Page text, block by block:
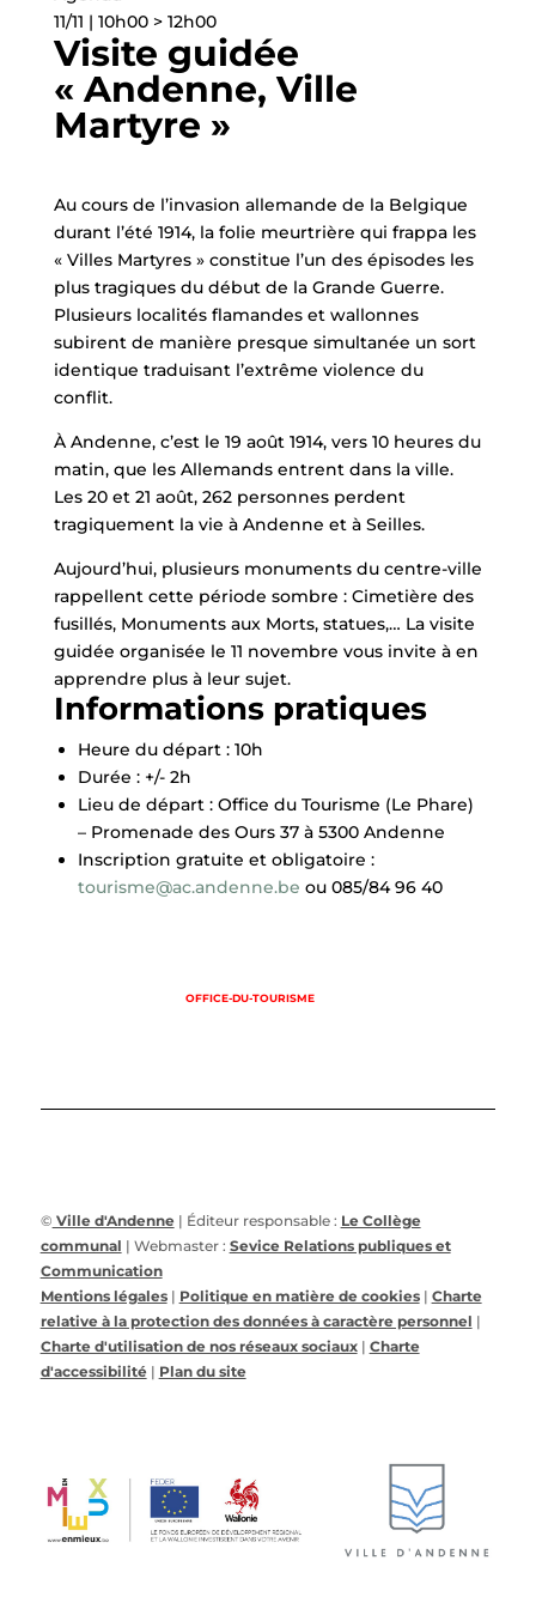
11/11 | 10h00 > 12h00
Visite guidée
« Andenne, Ville
Martyre »
Au cours de l’invasion allemande de la Belgique
durant l’été 1914, la folie meurtrière qui frappa les
« Villes Martyres » constitue l’un des épisodes les
plus tragiques du début de la Grande Guerre.
Plusieurs localités flamandes et wallonnes
subirent de manière presque simultanée un sort
identique traduisant l’extrême violence du
conflit.
À Andenne, c’est le 19 août 1914, vers 10 heures du
matin, que les Allemands entrent dans la ville.
Les 20 et 21 août, 262 personnes perdent
tragiquement la vie à Andenne et à Seilles.
Aujourd’hui, plusieurs monuments du centre-ville
rappellent cette période sombre : Cimetière des
fusillés, Monuments aux Morts, statues,… La visite
guidée organisée le 11 novembre vous invite à en
apprendre plus à leur sujet.
Informations pratiques
Heure du départ : 10h
Durée : +/- 2h
Lieu de départ : Office du Tourisme (Le Phare)
– Promenade des Ours 37 à 5300 Andenne
Inscription gratuite et obligatoire :
tourisme@ac.andenne.be ou 085/84 96 40
OFFICE-DU-TOURISME
© Ville d'Andenne| Éditeur responsable : Le Collège
communal | Webmaster : Sevice Relations publiques et
Communication
Mentions légales| Politique en matière de cookies| Charte
relative à la protection des données à caractère personnel |
Charte d'utilisation de nos réseaux sociaux| Charte
d'accessibilité| Plan du site